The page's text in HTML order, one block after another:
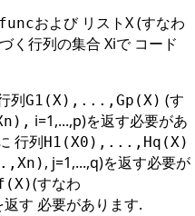
および リストX (すなわ
く行列の集合 Xiで コード
列G1(X),...,Gp(X) (す
i=1,...,p)を返す必要があ
行列H1(X0),...,Hq(X)
, j=1,...,q)を返す必要が
(すなわ
返す 必要があります.